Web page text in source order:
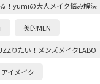
！yumiの大人メイク悩み解決
美的MEN
りたい！メンズメイクLABO
アイメイク